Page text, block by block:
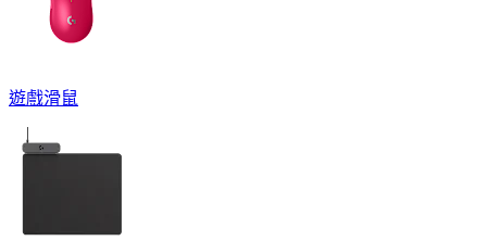
遊戲滑鼠